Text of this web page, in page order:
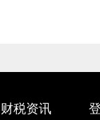
财税资讯